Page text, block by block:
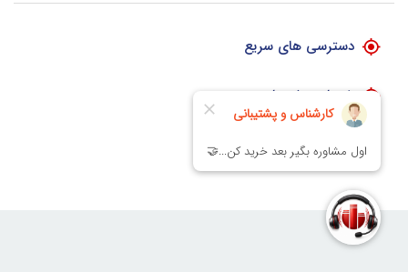
دسترسی های سریع
خدمات مشتریان
اطلاعات تماس